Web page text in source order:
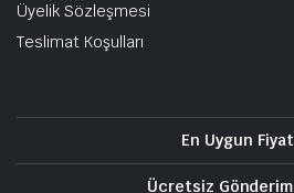
Üyelik Sözleşmesi
Teslimat Koşulları
En Uygun
Ücretsiz Gönderim